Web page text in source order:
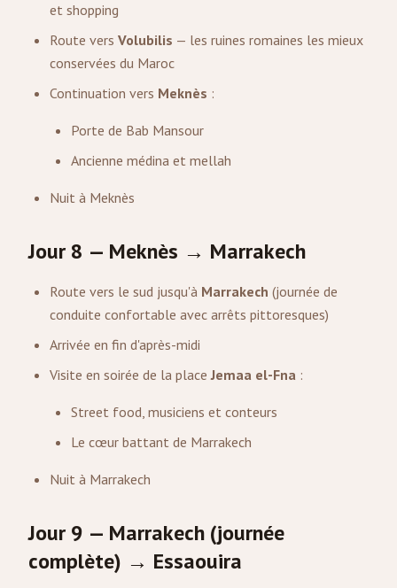
et shopping
Route vers Volubilis — les ruines romaines les mieux
conservées du Maroc
Continuation vers Meknès :
Porte de Bab Mansour
Ancienne médina et mellah
Nuit à Meknès
Jour 8 — Meknès → Marrakech
Route vers le sud jusqu'à Marrakech (journée de
conduite confortable avec arrêts pittoresques)
Arrivée en fin d'après-midi
Visite en soirée de la placeJemaa el-Fna :
Street food, musiciens et conteurs
Le cœur battant de Marrakech
Nuit à Marrakech
Jour 9 — Marrakech (journée
complète) → Essaouira